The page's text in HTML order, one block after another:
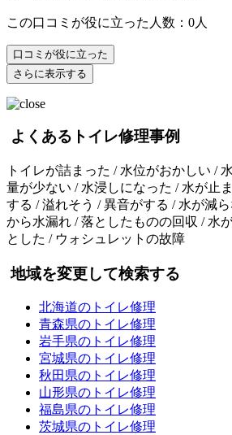
この口コミが役に立った人数：0人
口コミが役に立った
さらに表示する
よくあるトイレ修理事例
トイレが詰まった / 水位がおかしい /
量が少ない / 水浸しになった / 水が止
する / 溢れそう / 異音がする / 水が減
から水漏れ / 落としたものの回収 / 水
とした / ウォシュレットの故障
地域を変更して検索する
北海道のトイレ修理
青森県のトイレ修理
岩手県のトイレ修理
宮城県のトイレ修理
秋田県のトイレ修理
山形県のトイレ修理
福島県のトイレ修理
茨城県のトイレ修理